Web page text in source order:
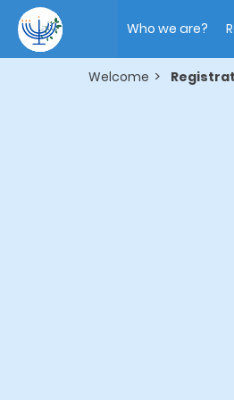
main
content
navigation
Who we are?
Welcome